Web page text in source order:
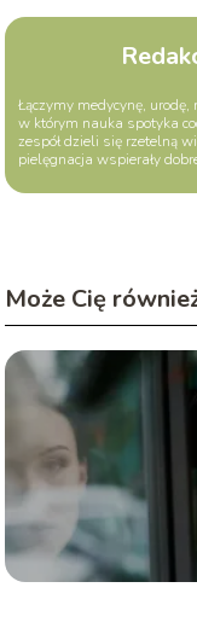
Łączymy medycynę,
w którym nauka spotyka
zespół dzieli się rzetelną
pielęgnacja wspierały
Może Cię